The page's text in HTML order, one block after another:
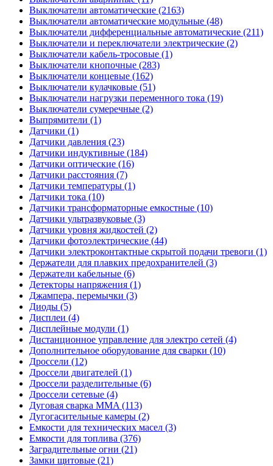
Выключатели автоматические (2163)
Выключатели автоматические модульные (48)
Выключатели дифференциальные автоматические (211)
Выключатели и переключатели электрические (2)
Выключатели кабель-тросовые (1)
Выключатели кнопочные (283)
Выключатели концевые (162)
Выключатели кулачковые (51)
Выключатели нагрузки переменного тока (19)
Выключатели сумеречные (2)
Выпрямители (1)
Датчики (1)
Датчики давления (23)
Датчики индуктивные (184)
Датчики оптические (16)
Датчики расстояния (7)
Датчики температуры (1)
Датчики тока (10)
Датчики трансформаторные емкостные (10)
Датчики ультразвуковые (3)
Датчики уровня жидкостей (2)
Датчики фотоэлектрические (44)
Датчики электроконтактные скрытой подачи тревоги (1)
Держатели для плавких предохранителей (3)
Держатели кабельные (6)
Детекторы напряжения (1)
Джампера, перемычки (3)
Диоды (5)
Дисплеи (4)
Дисплейные модули (1)
Дистанционное управление для электро сетей (4)
Дополнительное оборудование для сварки (10)
Дроссели (12)
Дроссели двигателей (1)
Дроссели разделительные (6)
Дроссели сетевые (4)
Дуговая сварка MMA (113)
Дугогасительные камеры (2)
Емкости для технических масел (3)
Емкости для топлива (376)
Заградительные огни (21)
Замки щитовые (21)